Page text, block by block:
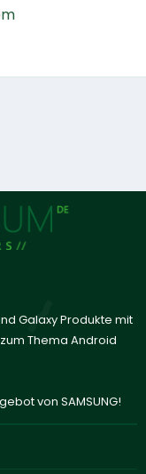
Galaxy Produkte mit
Thema Android
von SAMSUNG!